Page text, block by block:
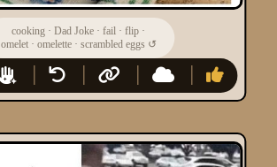
cooking ·Dad Joke ·fail ·flip ·
omelet· omelette· scrambled eggs ↺